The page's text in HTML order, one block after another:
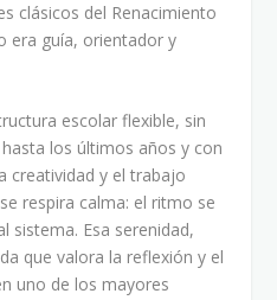
clásicos del Renacimiento
era guía, orientador y
escolar flexible, sin
los últimos años y con
creatividad y el trabajo
respira calma: el ritmo se
sistema. Esa serenidad,
que valora la reflexión y el
uno de los mayores